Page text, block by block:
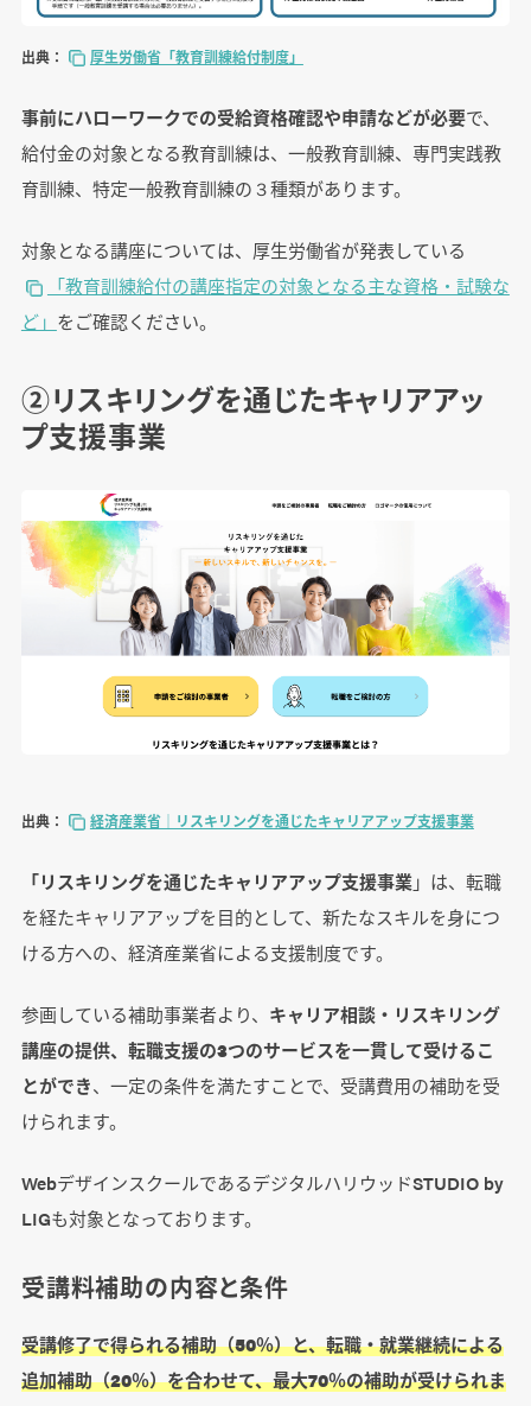
出典： 厚生労働省「教育訓練給付制度」
事前にハローワークでの受給資格確認や申請などが必要で、
給付金の対象となる教育訓練は、一般教育訓練、専門実践教
育訓練、特定一般教育訓練の３種類があります。
対象となる講座については、厚生労働省が発表している
「教育訓練給付の講座指定の対象となる主な資格・試験な
ど」 をご確認ください。
②リスキリングを通じたキャリアアッ
プ支援事業
出典： 経済産業省｜リスキリングを通じたキャリアアップ支援事業
「リスキリングを通じたキャリアアップ支援事業」は、転職
を経たキャリアアップを目的として、新たなスキルを身につ
ける方への、経済産業省による支援制度です。
参画している補助事業者より、 キャリア相談・リスキリング
講座の提供、転職支援の3つのサービスを一貫して受けるこ
とができ、一定の条件を満たすことで、受講費用の補助を受
けられます。
WebデザインスクールであるデジタルハリウッドSTUDIO by
LIGも対象となっております。
受講料補助の内容と条件
受講修了で得られる補助（50％）と、転職・就業継続による
追加補助（20％）を合わせて、最大70％の補助が受けられま